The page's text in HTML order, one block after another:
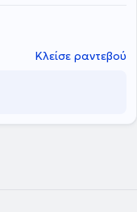
επιμορφώσεις
με Καρκίνο και τις
της γραφείο
ενώ οργανώνει
τακτικό μέλος
Κλείσε ραντεβού